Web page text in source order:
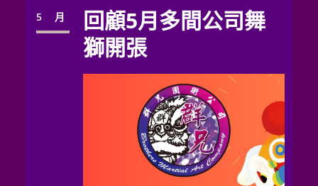
5 月
回顧5月多間公司舞
獅開張